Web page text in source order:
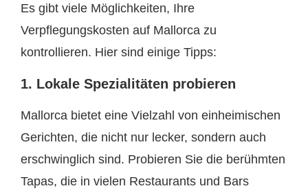
Es gibt viele Möglichkeiten, Ihre
Verpflegungskosten auf Mallorca zu
kontrollieren. Hier sind einige Tipps:
1. Lokale Spezialitäten probieren
Mallorca bietet eine Vielzahl von einheimischen
Gerichten, die nicht nur lecker, sondern auch
erschwinglich sind. Probieren Sie die berühmten
Tapas, die in vielen Restaurants und Bars